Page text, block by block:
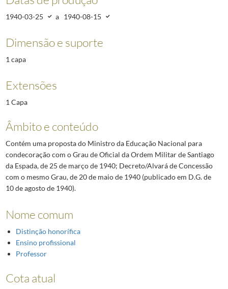
1940-03-25 a 1940-08-15
Dimensão e suporte
1 capa
Extensões
1 Capa
Âmbito e conteúdo
Contém uma proposta do Ministro da Educação Nacional para
condecoração com o Grau de Oficial da Ordem Militar de Santiago
da Espada, de 25 de março de 1940; Decreto/Alvará de Concessão
com o mesmo Grau, de 20 de maio de 1940 (publicado em D.G. de
10 de agosto de 1940).
Nome comum
Distinção honorífica
Ensino profissional
Professor
Cota atual